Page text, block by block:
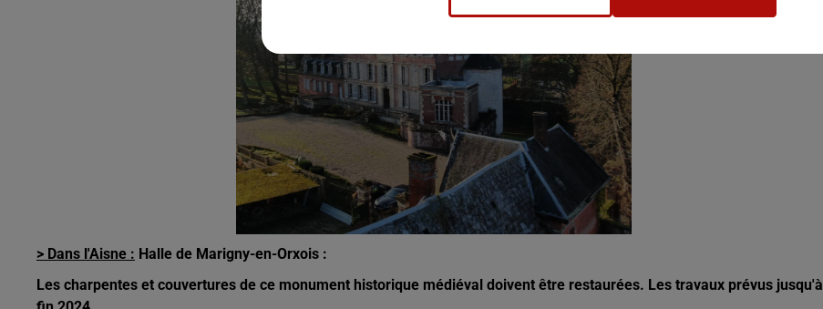
> Dans l'Aisne : Halle de Marigny-en-Orxois :
Les charpentes et couvertures de ce monument historique médiéval doivent être restaurées. Les travaux prévus jusqu'à